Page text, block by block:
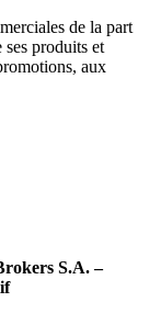
de la part
produits et
aux
S.A. –